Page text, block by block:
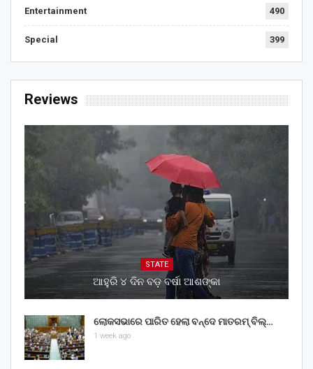
Entertainment 490
Special 399
Reviews
STATE
ଆହୁରି ୪ ଦିନ ବଡ଼ ବର୍ଷା ଆଶଙ୍କା
ଲୋକସଭାରେ ପାରିତ ହେଲା ବନ୍ଦେ ମାତରମ୍‌ ବିଲ୍‌…
1 week ago